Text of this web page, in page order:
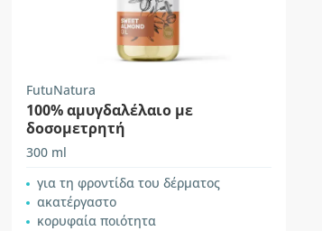
FutuNatura
100% αμυγδαλέλαιο με
δοσομετρητή
300 ml
για τη φροντίδα του δέρματος
ακατέργαστο
κορυφαία ποιότητα